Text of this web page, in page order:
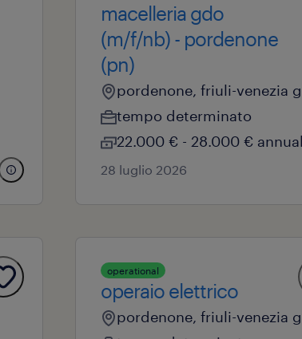
macelleria gdo
(m/f/nb) - pordenone
(pn)
pordenone, friuli-venezia
tempo determinato
22.000 € - 28.000 €
28 luglio 2026
operational
operaio elettrico
pordenone, friuli-venezia